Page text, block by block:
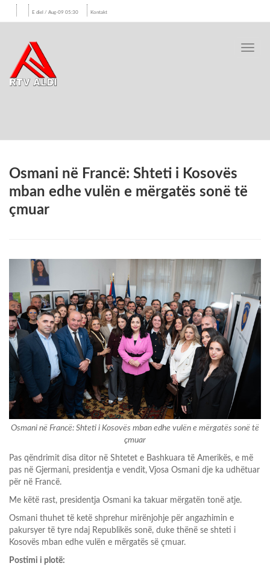
E diel / Aug-09 05:30 Kontakt
Osmani në Francë: Shteti i Kosovës
mban edhe vulën e mërgatës sonë të
çmuar
Osmani në Francë: Shteti i Kosovës mban edhe vulën e mërgatës sonë të
çmuar
Pas qëndrimit disa ditor në Shtetet e Bashkuara të Amerikës, e më
pas në Gjermani, presidentja e vendit, Vjosa Osmani dje ka udhëtuar
për në Francë.
Me këtë rast, presidentja Osmani ka takuar mërgatën tonë atje.
Osmani thuhet të ketë shprehur mirënjohje për angazhimin e
pakursyer të tyre ndaj Republikës sonë, duke thënë se shteti i
Kosovës mban edhe vulën e mërgatës së çmuar.
Postimi i plotë: